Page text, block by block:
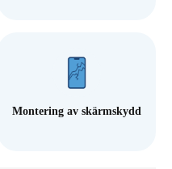
Montering av skärmskydd